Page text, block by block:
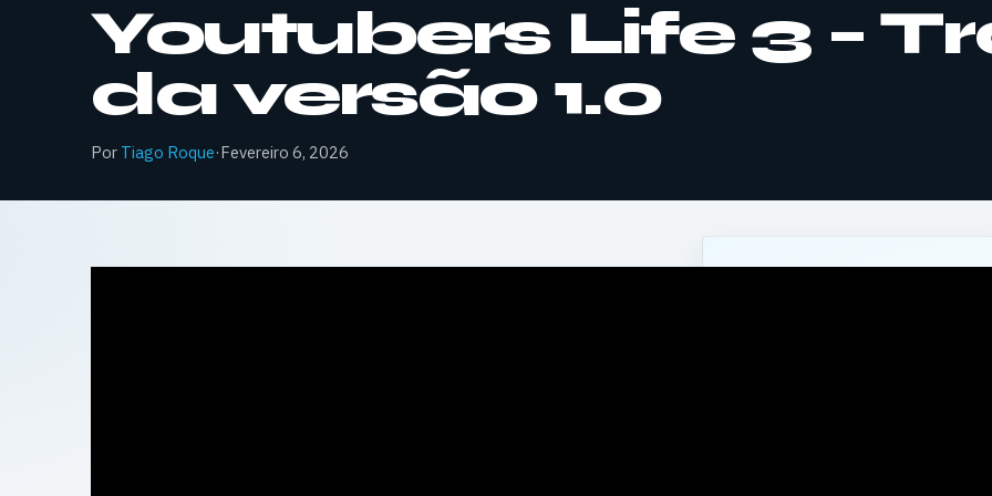
Youtubers Life 3 –
da versão 1.0
Por Tiago Roque·Fevereiro 6, 2026